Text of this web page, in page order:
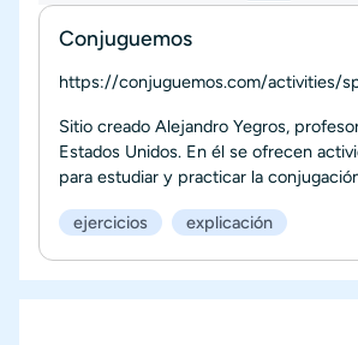
Conjuguemos
https://conjuguemos.com/activities/
Sitio creado Alejandro Yegros,
Estados Unidos. En él se ofrecen
para estudiar y practicar la
ejercicios explicación